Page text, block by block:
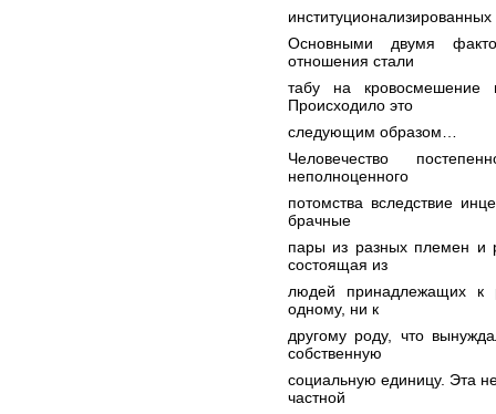
Основными двумя
отношения стали
табу на кровосмешение
Происходило это
следующим образом…
Человечество
неполноценного
потомства вследствие
брачные
пары из разных племен и
состоящая из
людей принадлежащих к
одному, ни к
другому роду, что
собственную
социальную единицу. Эта
частной